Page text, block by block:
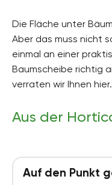
Die Fläche unter
Aber das muss nicht
einmal an einer
Baumscheibe richtig
verraten wir Ihnen hier.
Aus der
Auf den Punkt